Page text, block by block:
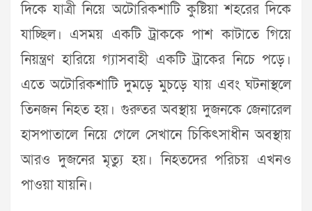
দিকে যাত্রী নিয়ে অটোরিকশাটি কুষ্টিয়া শহরের দিকে
যাচ্ছিল। এসময় একটি ট্রাককে পাশ কাটাতে গিয়ে
নিয়ন্ত্রণ হারিয়ে গ্যাসবাহী একটি ট্রাকের নিচে পড়ে।
এতে অটোরিকশাটি দুমড়ে মুচড়ে যায় এবং ঘটনাস্থলে
তিনজন নিহত হয়। গুরুতর অবস্থায় দুজনকে জেনারেল
হাসপাতালে নিয়ে গেলে সেখানে চিকিৎসাধীন অবস্থায়
আরও দুজনের মৃত্যু হয়। নিহতদের পরিচয় এখনও
পাওয়া যায়নি।